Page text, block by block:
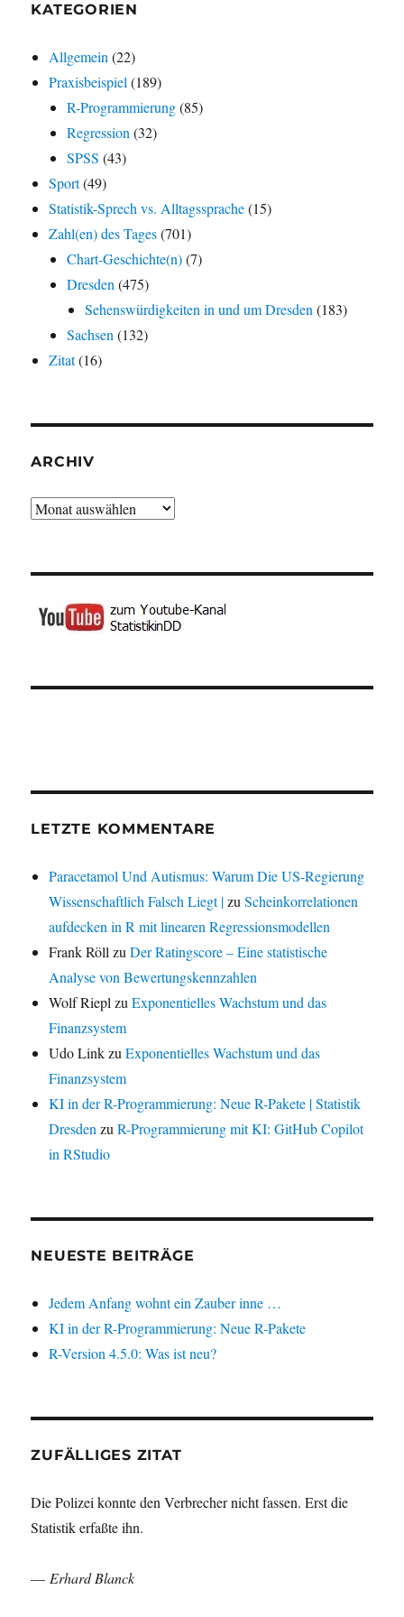
KATEGORIEN
Allgemein(22)
Praxisbeispiel(189)
R-Programmierung(85)
Regression(32)
SPSS (43)
Sport(49)
Statistik-Sprech vs. Alltagssprache(15)
Zahl(en) des Tages(701)
Chart-Geschichte(n)(7)
Dresden(475)
Sehenswürdigkeiten in und um Dresden(183)
Sachsen(132)
Zitat(16)
ARCHIV
Archiv
LETZTE KOMMENTARE
Paracetamol Und Autismus: Warum Die US-Regierung
Wissenschaftlich Falsch Liegt |zuScheinkorrelationen
aufdecken in R mit linearen Regressionsmodellen
Frank RöllzuDer Ratingscore – Eine statistische
Analyse von Bewertungskennzahlen
Wolf RieplzuExponentielles Wachstum und das
Finanzsystem
Udo LinkzuExponentielles Wachstum und das
Finanzsystem
KI in der R-Programmierung: Neue R-Pakete | Statistik
DresdenzuR-Programmierung mit KI: GitHub Copilot
in RStudio
NEUESTE BEITRÄGE
Jedem Anfang wohnt ein Zauber inne …
KI in der R-Programmierung: Neue R-Pakete
R-Version 4.5.0: Was ist neu?
ZUFÄLLIGES ZITAT
Die Polizei konnte den Verbrecher nicht fassen. Erst die
Statistik erfaßte ihn.
—Erhard Blanck